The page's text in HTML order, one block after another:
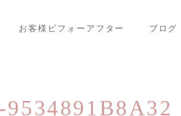
お客様ビフォーアフター ブログ